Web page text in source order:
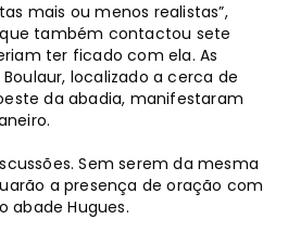
mais ou menos realistas”,
também contactou sete
ter ficado com ela. As
localizado a cerca de
da abadia, manifestaram
Sem serem da mesma
a presença de oração com
abade Hugues.